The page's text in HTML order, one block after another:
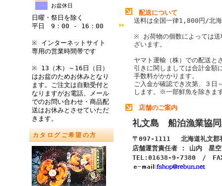
お盆休日
日曜・祭日を除く
平日 9：00 - 16：00
※ インターネットサイト
専用の営業時間帯です
※ 13（木）～16日（日）
はお盆のためお休みとなり
ます。ご注文は自動受付と
なりますがお電話、メール
でのお問い合わせ・商品配
送はお休みとさせていただ
きます。
カタログご希望の方
配送について
送料は全国一律1,800円/北
※ お荷物の個数によっては送
ざいます。
ヤマト運輸（株）での配送と
引きに関しましては合計金額
手数料がかかります。
ご入金が確認でき次第、３日
します。
※一部鮮魚を除きま
店舗のご案内
礼文島 船泊漁業協
〒097-1111 北海道礼文郡
店舗運営責任者 : 山内 星
TEL:01638-9-7380 /